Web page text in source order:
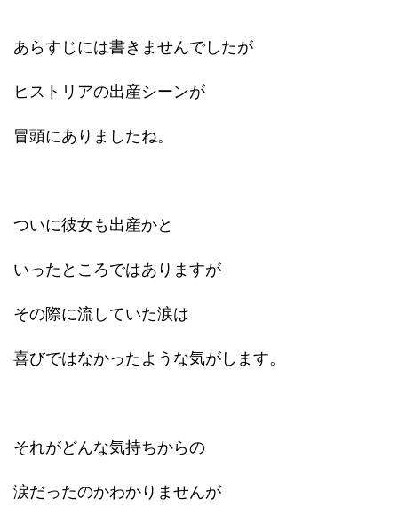
あらすじには書きませんでしたが
ヒストリアの出産シーンが
冒頭にありましたね。
ついに彼女も出産かと
いったところではありますが
その際に流していた涙は
喜びではなかったような気がします。
それがどんな気持ちからの
涙だったのかわかりませんが